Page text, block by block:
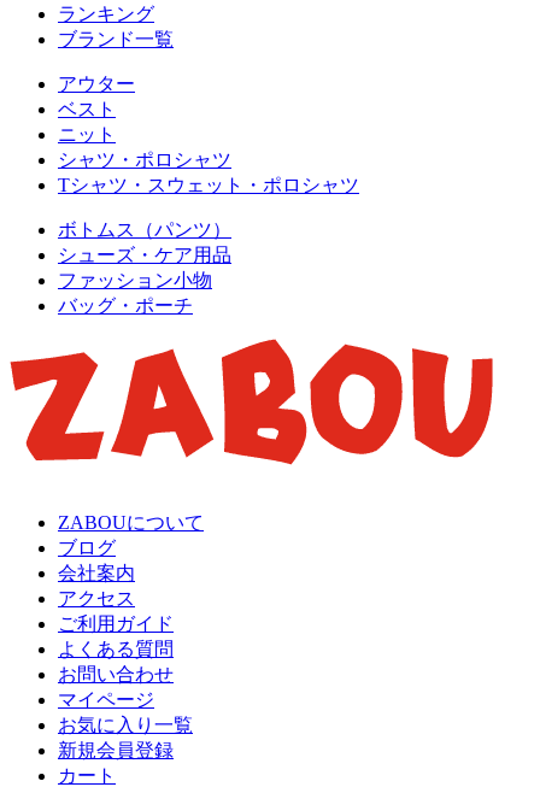
ランキング
ブランド一覧
アウター
ベスト
ニット
シャツ・ポロシャツ
Tシャツ・スウェット・ポロシャツ
ボトムス（パンツ）
シューズ・ケア用品
ファッション小物
バッグ・ポーチ
ZABOUについて
ブログ
会社案内
アクセス
ご利用ガイド
よくある質問
お問い合わせ
マイページ
お気に入り一覧
新規会員登録
カート